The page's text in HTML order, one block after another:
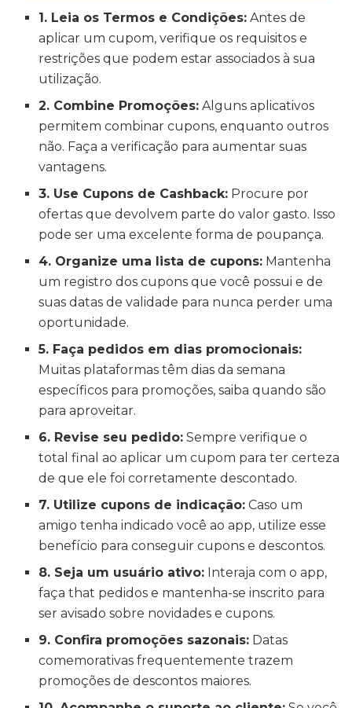
1. Leia os Termos e Condições: Antes de
aplicar um cupom, verifique os requisitos e
restrições que podem estar associados à sua
utilização.
2. Combine Promoções: Alguns aplicativos
permitem combinar cupons, enquanto outros
não. Faça a verificação para aumentar suas
vantagens.
3. Use Cupons de Cashback: Procure por
ofertas que devolvem parte do valor gasto. Isso
pode ser uma excelente forma de poupança.
4. Organize uma lista de cupons: Mantenha
um registro dos cupons que você possui e de
suas datas de validade para nunca perder uma
oportunidade.
5. Faça pedidos em dias promocionais:
Muitas plataformas têm dias da semana
específicos para promoções, saiba quando são
para aproveitar.
6. Revise seu pedido: Sempre verifique o
total final ao aplicar um cupom para ter certeza
de que ele foi corretamente descontado.
7. Utilize cupons de indicação: Caso um
amigo tenha indicado você ao app, utilize esse
benefício para conseguir cupons e descontos.
8. Seja um usuário ativo: Interaja com o app,
faça that pedidos e mantenha-se inscrito para
ser avisado sobre novidades e cupons.
9. Confira promoções sazonais: Datas
comemorativas frequentemente trazem
promoções de descontos maiores.